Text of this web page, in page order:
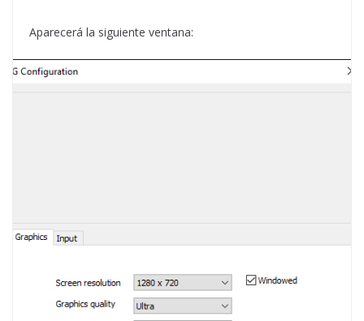
Aparecerá la siguiente ventana: